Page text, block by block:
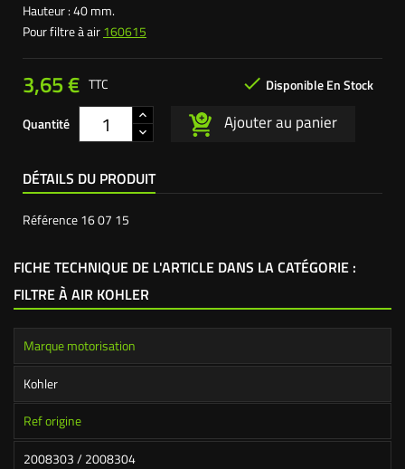
Hauteur : 40 mm.
Pour filtre à air160615
3,65 €  Disponible En Stock
TTC
Quantité Ajouter au panier
DÉTAILS DU PRODUIT
Référence16 07 15
FICHE TECHNIQUE DE L'ARTICLE DANS LA CATÉGORIE :
FILTRE À AIR KOHLER
Marque motorisation
Kohler
Ref origine
2008303 / 2008304